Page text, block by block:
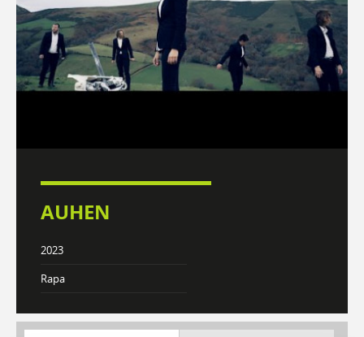
AUHEN
2023
Rapa